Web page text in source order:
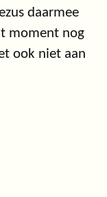
daarmee
moment nog
ook niet aan